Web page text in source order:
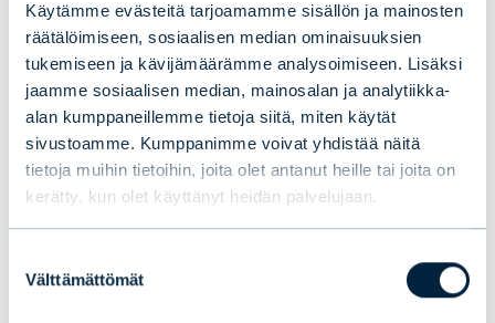
Käytämme evästeitä tarjoamamme sisällön ja mainosten
räätälöimiseen, sosiaalisen median ominaisuuksien
tukemiseen ja kävijämäärämme analysoimiseen. Lisäksi
jaamme sosiaalisen median, mainosalan ja analytiikka-
alan kumppaneillemme tietoja siitä, miten käytät
sivustoamme. Kumppanimme voivat yhdistää näitä
tietoja muihin tietoihin, joita olet antanut heille tai joita on
kerätty, kun olet käyttänyt heidän palvelujaan.
valinta
Välttämättömät
myös hiilineutraaliuden ja
energiaomavaraisuuden saavuttamista
Suomessa ja Euroopassa. Haluamme olla
vauhdittamassa Solnetin vahvaa kasvua ja
kansainvälistymistä eurooppalaisilla
avainmarkkinoilla”, sanoo Tesin sijoitusjohtaja
Heli Kerminen.